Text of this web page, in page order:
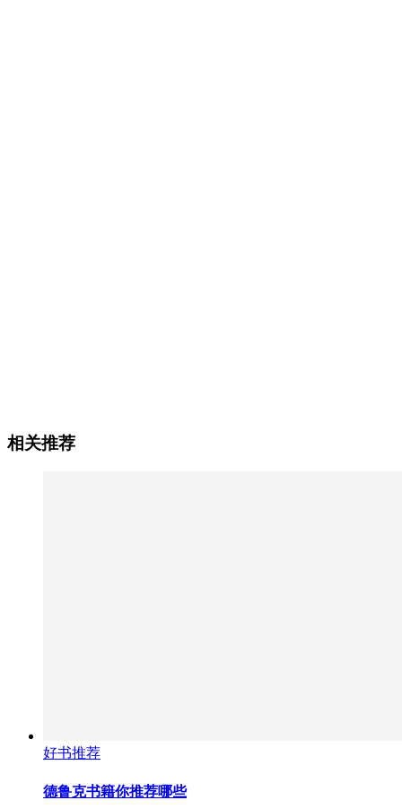
相关推荐
好书推荐
德鲁克书籍你推荐哪些